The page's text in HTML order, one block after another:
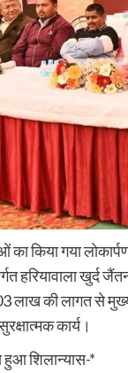
किया गया
हरियावाला खुर्द
लाख की लागत से
कार्य।
हुआ शिलान्यास-*